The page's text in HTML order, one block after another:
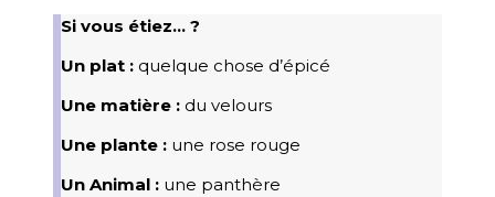
Si vous étiez… ?
Un plat : quelque chose d’épicé
Une matière : du velours
Une plante : une rose rouge
Un Animal : une panthère